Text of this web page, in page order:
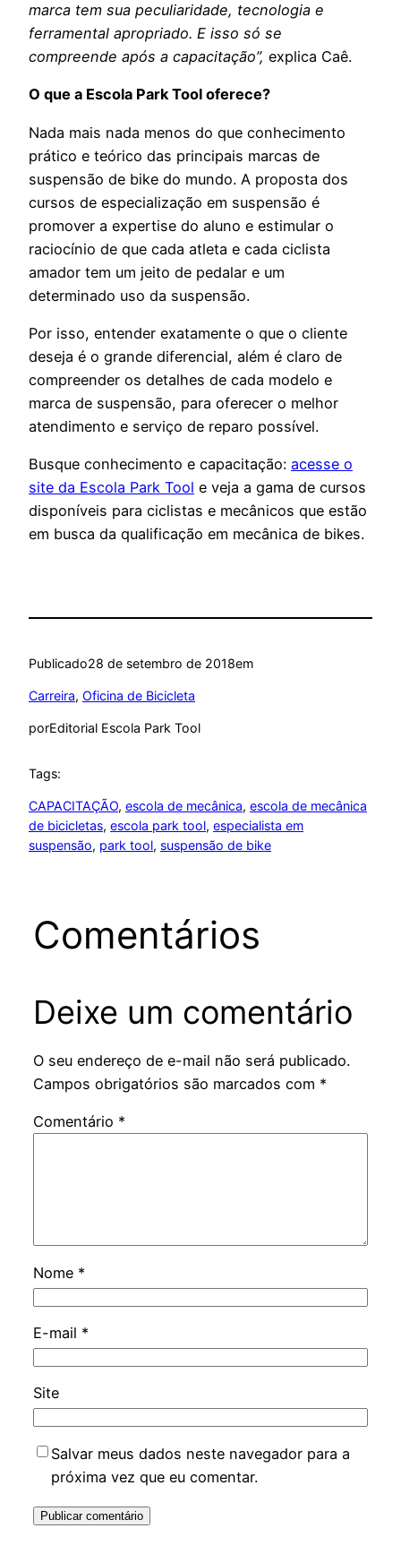
marca tem sua peculiaridade, tecnologia e
ferramental apropriado. E isso só se
compreende após a capacitação”, explica Caê.
O que a Escola Park Tool oferece?
Nada mais nada menos do que conhecimento
prático e teórico das principais marcas de
suspensão de bike do mundo. A proposta dos
cursos de especialização em suspensão é
promover a expertise do aluno e estimular o
raciocínio de que cada atleta e cada ciclista
amador tem um jeito de pedalar e um
determinado uso da suspensão.
Por isso, entender exatamente o que o cliente
deseja é o grande diferencial, além é claro de
compreender os detalhes de cada modelo e
marca de suspensão, para oferecer o melhor
atendimento e serviço de reparo possível.
Busque conhecimento e capacitação: acesse o
site da Escola Park Tool e veja a gama de cursos
disponíveis para ciclistas e mecânicos que estão
em busca da qualificação em mecânica de bikes.
Publicado28 de setembro de 2018em
Carreira, Oficina de Bicicleta
porEditorial Escola Park Tool
Tags:
CAPACITAÇÃO, escola de mecânica, escola de mecânica
de bicicletas, escola park tool, especialista em
suspensão, park tool, suspensão de bike
Comentários
Deixe um comentário
O seu endereço de e-mail não será publicado.
Campos obrigatórios são marcados com *
Comentário *
Nome *
E-mail *
Site
Salvar meus dados neste navegador para a
próxima vez que eu comentar.